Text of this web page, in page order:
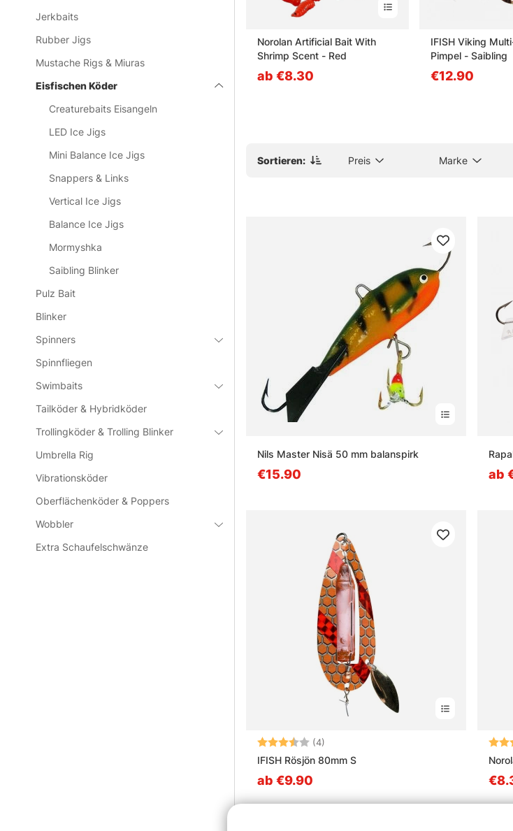
Jerkbaits
Rubber Jigs
Mustache Rigs & Miuras
Eisfischen Köder
Creaturebaits Eisangeln
LED Ice Jigs
Mini Balance Ice Jigs
Snappers & Links
Vertical Ice Jigs
Balance Ice Jigs
Mormyshka
Saibling Blinker
Pulz Bait
Blinker
Spinners
Spinnfliegen
Swimbaits
Tailköder & Hybridköder
Trollingköder & Trolling Blinker
Umbrella Rig
Vibrationsköder
Oberflächenköder & Poppers
Wobbler
Extra Schaufelschwänze
Was ist der Vorteil von Duftstoffen oder
Nils Master Balance Jig
Norolan Artificial Bait With
Shrimp Scent - Red
ab €8.30
IFISH Viking
Pimpel - Saibling
€12.90
Sortieren: Preis Marke
Nils Master Nisä 50 mm balanspirk
€15.90 ab
Bewertung: (4)
IFISH Rösjön 80mm S
ab €9.90